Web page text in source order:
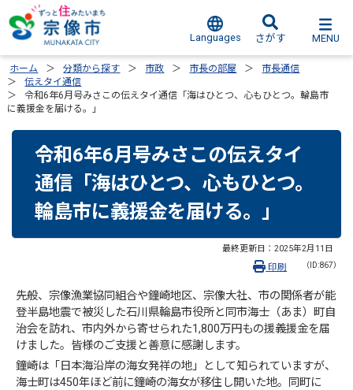
Languages さがす MENU
ホーム 分類から探す 市政 市長の部屋
市長通信
伝えタイ通信
令和6年6月号みさこの伝えタイ通信「海はひとつ、心もひとつ。輪島市
に義援金を届ける。」
令和6年6月号みさこの伝えタイ
通信「海はひとつ、心もひとつ。
輪島市に義援金を届ける。」
最終更新日： 2025年2月11日
（ID:867）
印刷
先般、宗像漁業協同組合や鐘崎地区、宗像大社、市の関係者が能
登半島地震で被災した石川県輪島市役所と同市海士（あま）町自
治会を訪れ、市内外から寄せられた1,800万円もの援義援金を届
けました。皆様のご支援と善意に感謝します。
鐘崎は「日本海沿岸の海女発祥の地」として知られていますが、
海士町は450年ほど前に鐘崎の海女が移住し開いた地。同町に